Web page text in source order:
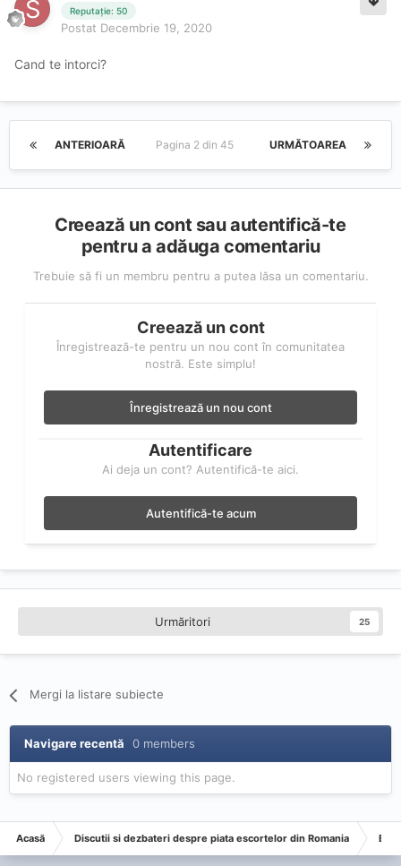
Reputație: 50
Postat Decembrie 19, 2020
Cand te intorci?
ANTERIOARĂ URMĂTOAREA
Pagina 2 din 45
Creează un cont sau autentifică-te
pentru a adăuga comentariu
Trebuie să fi un membru pentru a putea lăsa un comentariu.
Creează un cont
Înregistrează-te pentru un nou cont în comunitatea
nostră. Este simplu!
Înregistrează un nou cont
Autentificare
Ai deja un cont? Autentifică-te aici.
Autentifică-te acum
Urmăritori 25
Mergi la listare subiecte
Navigare recentă 0 members
No registered users viewing this page.
Acasă Discutii si dezbateri despre piata escortelor din Romania